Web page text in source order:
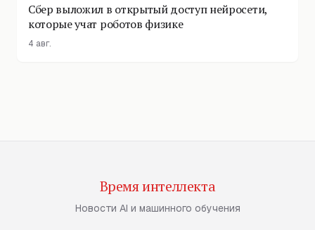
Сбер выложил в открытый доступ нейросети,
которые учат роботов физике
4 авг.
Время интеллекта
Новости AI и машинного обучения